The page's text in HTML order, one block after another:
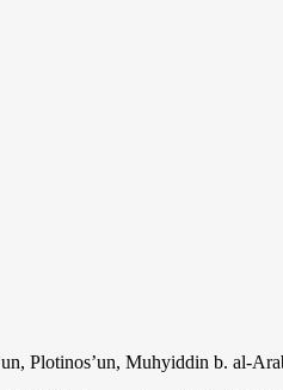
Plotinos’un, Muhyiddin b. al-